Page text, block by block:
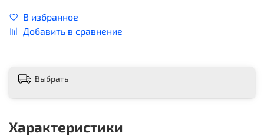
В избранное
Добавить в сравнение
Выбрать
Характеристики